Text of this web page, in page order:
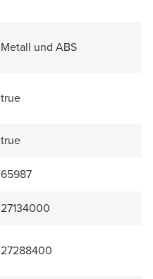
Metall und ABS
true
true
65987
27134000
27288400